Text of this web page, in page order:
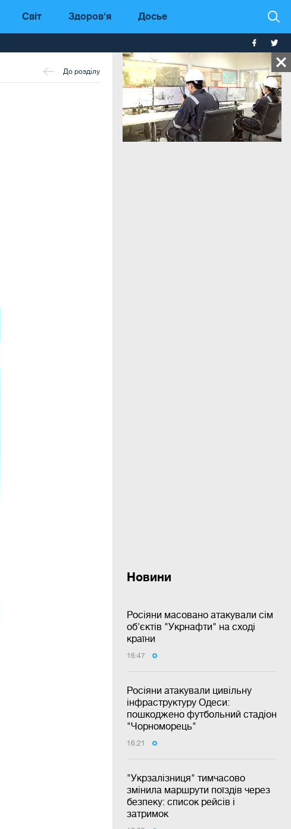
Світ Здоров'я Досье
Новини
Росіяни масовано атакували сім
об'єктів "Укрнафти" на сході
країни
16:47
Росіяни атакували цивільну
інфраструктуру Одеси:
пошкоджено футбольний стадіон
"Чорноморець"
16:21
"Укрзалізниця" тимчасово
змінила маршрути поїздів через
безпеку: список рейсів і
затримок
До розділу